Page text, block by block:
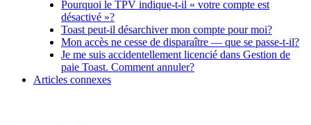
Pourquoi le TPV indique-t-il « votre compte est
désactivé »?
Toast peut-il désarchiver mon compte pour moi?
Mon accès ne cesse de disparaître — que se passe-t-il?
Je me suis accidentellement licencié dans Gestion de
paie Toast. Comment annuler?
Articles connexes